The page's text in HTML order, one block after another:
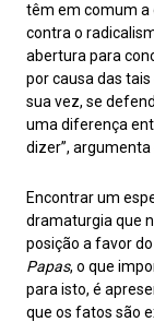
têm em comum a
contra o
abertura para
por causa das
sua vez, se
uma diferença
dizer”, argumenta
Encontrar um
dramaturgia que
posição a favor
Papas, o que
para isto, é
que os fatos são